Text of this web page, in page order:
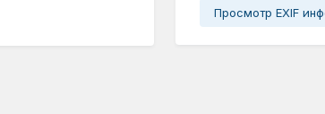
Просмотр EXIF